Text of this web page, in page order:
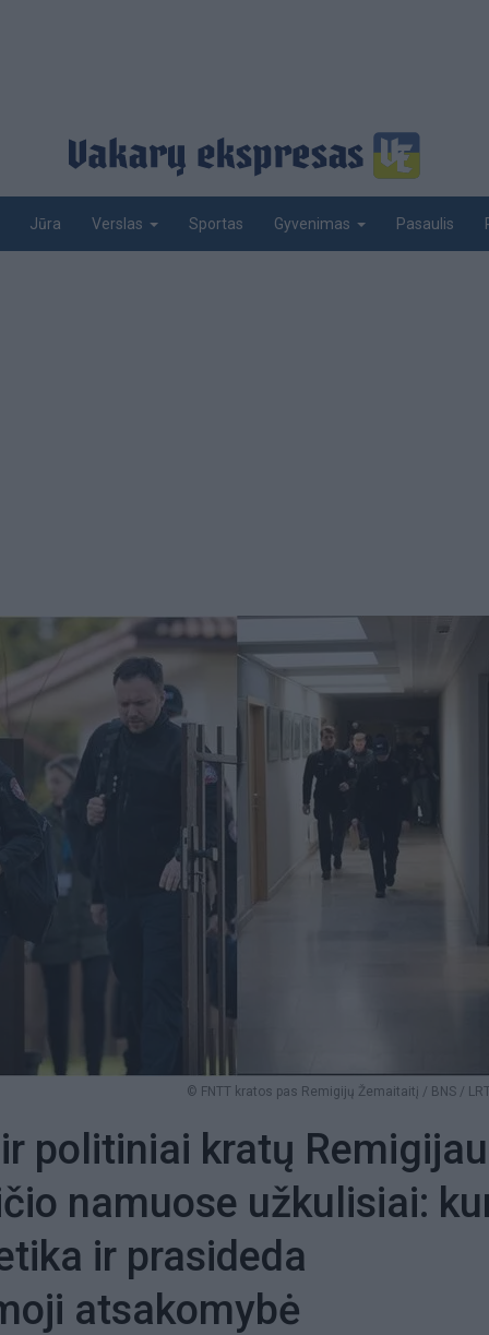
Jūra Verslas Sportas Gyvenimas Pasaulis
© FNTT kratos pas Remigijų Žemaitaitį / BNS /
politiniai kratų
namuose užkulisiai:
ir prasideda
atsakomybė